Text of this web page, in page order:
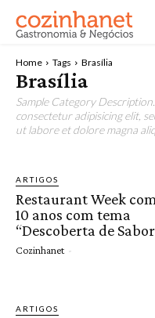
Home Tags Brasília
Brasília
Sample Category
consectetur adipisicing elit,
ut labore et dolore magna
ARTIGOS
Restaurant Week
10 anos com tema
“Descoberta de
Cozinhanet -
ARTIGOS